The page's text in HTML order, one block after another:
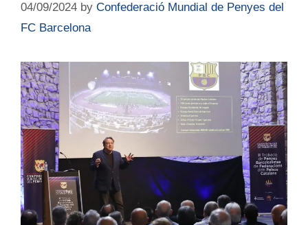
04/09/2024 by Confederació Mundial de Penyes del
FC Barcelona